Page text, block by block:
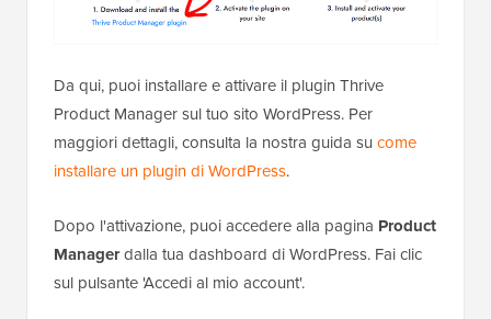
Da qui, puoi installare e attivare il plugin Thrive
Product Manager sul tuo sito WordPress. Per
maggiori dettagli, consulta la nostra guida su come
installare un plugin di WordPress.
Dopo l'attivazione, puoi accedere alla pagina Product
Managerdalla tua dashboard di WordPress. Fai clic
sul pulsante 'Accedi al mio account'.